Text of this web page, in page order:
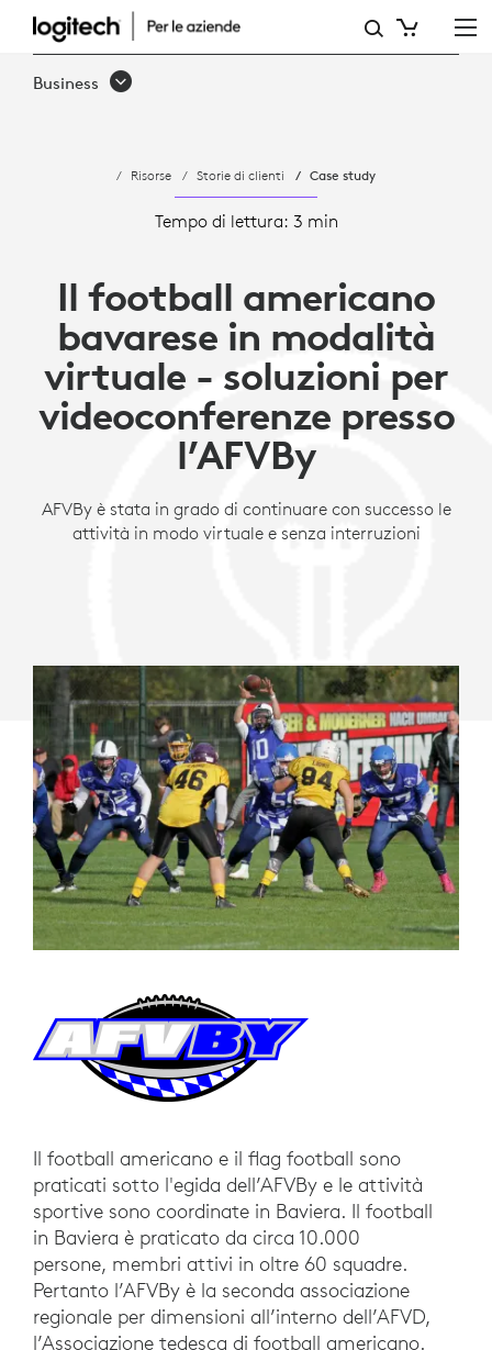
L’AMERICAN
FOOTBALL
INTEGRA
ATTIVITÀ
CONTACTLESS
CON
LOGITECH
Business
Risorse Storie di clienti Case study
Tempo di lettura: 3 min
Il football americano
bavarese in modalità
virtuale - soluzioni per
videoconferenze presso
l’AFVBy
AFVBy è stata in grado di continuare con successo le
attività in modo virtuale e senza interruzioni
Il football americano e il flag football sono
praticati sotto l'egida dell’AFVBy e le attività
sportive sono coordinate in Baviera. Il football
in Baviera è praticato da circa 10.000
persone, membri attivi in oltre 60 squadre.
Pertanto l’AFVBy è la seconda associazione
regionale per dimensioni all’interno dell’AFVD,
l’Associazione tedesca di football americano.